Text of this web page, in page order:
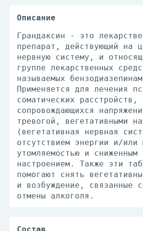
Описание
Грандаксин - это
препарат, действующий на
нервную систему, и
группе лекарственных
называемых
Применяется для лечения
соматических расстройств,
сопровождающихся
тревогой, вегетативными
(вегетативная нервная
отсутствием энергии и/или
утомляемостью и сниженным
настроением. Также эти
помогают снять
и возбуждение, связанные
отмены алкоголя.